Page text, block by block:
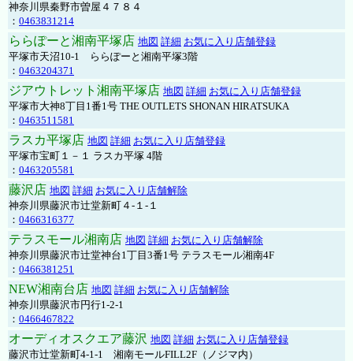
神奈川県秦野市曽屋４７８４
： 0463831214
ららぽーと湘南平塚店 地図 詳細 お気に入り店舗登録
平塚市天沼10-1 ららぽーと湘南平塚3階
： 0463204371
ジアウトレット湘南平塚店 地図 詳細 お気に入り店舗登録
平塚市大神8丁目1番1号 THE OUTLETS SHONAN HIRATSUKA
： 0463511581
ラスカ平塚店 地図 詳細 お気に入り店舗登録
平塚市宝町１－１ ラスカ平塚 4階
： 0463205581
藤沢店 地図 詳細 お気に入り店舗解除
神奈川県藤沢市辻堂新町４-１-１
： 0466316377
テラスモール湘南店 地図 詳細 お気に入り店舗解除
神奈川県藤沢市辻堂神台1丁目3番1号 テラスモール湘南4F
： 0466381251
NEW湘南台店 地図 詳細 お気に入り店舗解除
神奈川県藤沢市円行1-2-1
： 0466467822
オーディオスクエア藤沢 地図 詳細 お気に入り店舗登録
藤沢市辻堂新町4-1-1 湘南モールFILL2F（ノジマ内）